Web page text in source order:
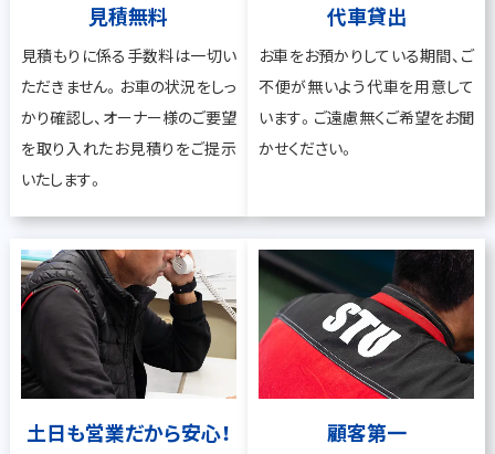
見積無料
見積もりに係る手数料は一切い
ただきません。お車の状況をしっ
かり確認し、オーナー様のご要望
を取り入れたお見積りをご提示
いたします。
代車貸出
お車をお預かりしている期間、ご
不便が無いよう代車を用意して
います。ご遠慮無くご希望をお聞
かせください。
土日も営業だから安心！ 顧客第一